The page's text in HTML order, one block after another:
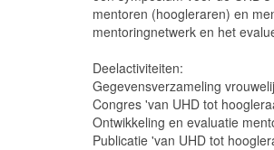
mentoren (hoogleraren) en
mentoringnetwerk en het
Deelactiviteiten:
Gegevensverzameling
Congres 'van UHD tot
Ontwikkeling en evaluatie
Publicatie 'van UHD tot